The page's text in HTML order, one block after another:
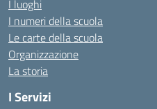
I luoghi
I numeri della scuola
Le carte della scuola
Organizzazione
La storia
I Servizi